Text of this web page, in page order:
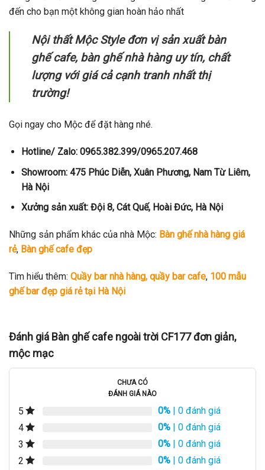
đến cho bạn một không gian hoàn hảo nhất
Nội thất Mộc Style đơn vị sản xuất bàn
ghế cafe, bàn ghế nhà hàng uy tín, chất
lượng với giá cả cạnh tranh nhất thị
trường!
Gọi ngay cho Mộc để đặt hàng nhé.
Hotline/ Zalo: 0965.382.399/0965.207.468
Showroom: 475 Phúc Diễn, Xuân Phương, Nam Từ Liêm,
Hà Nội
Xưởng sản xuất: Đội 8, Cát Quế, Hoài Đức, Hà Nội
Những sản phẩm khác của nhà Mộc: Bàn ghế nhà hàng giá
rẻ, Bàn ghế cafe đẹp
Tìm hiểu thêm: Quầy bar nhà hàng, quầy bar cafe, 100 mẫu
ghế bar đẹp giá rẻ tại Hà Nội
Đánh giá Bàn ghế cafe ngoài trời CF177 đơn giản,
mộc mạc
CHƯA CÓ
ĐÁNH GIÁ NÀO
5 0% | 0 đánh giá
4
0% | 0 đánh giá
3
0% | 0 đánh giá
2
0% | 0 đánh giá